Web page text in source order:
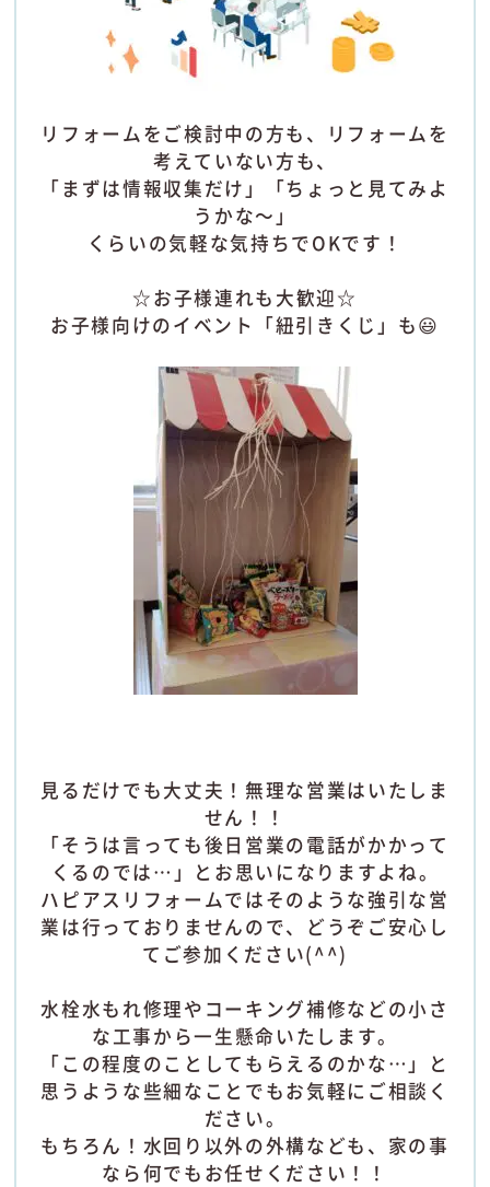
リフォームをご検討中の方も、リフォームを
考えていない方も、
「まずは情報収集だけ」「ちょっと見てみよ
うかな～」
くらいの気軽な気持ちでOKです！
☆お子様連れも大歓迎☆
お子様向けのイベント「紐引きくじ」も😃
見るだけでも大丈夫！無理な営業はいたしま
せん！！
「そうは言っても後日営業の電話がかかって
くるのでは…」とお思いになりますよね。
ハピアスリフォームではそのような強引な営
業は行っておりませんので、どうぞご安心し
てご参加ください(^^)
水栓水もれ修理やコーキング補修などの小さ
な工事から一生懸命いたします。
「この程度のことしてもらえるのかな…」と
思うような些細なことでもお気軽にご相談く
ださい。
もちろん！水回り以外の外構なども、家の事
なら何でもお任せください！！